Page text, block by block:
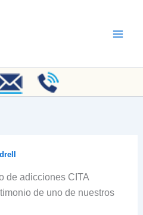
de adicciones CITA
de uno de nuestros